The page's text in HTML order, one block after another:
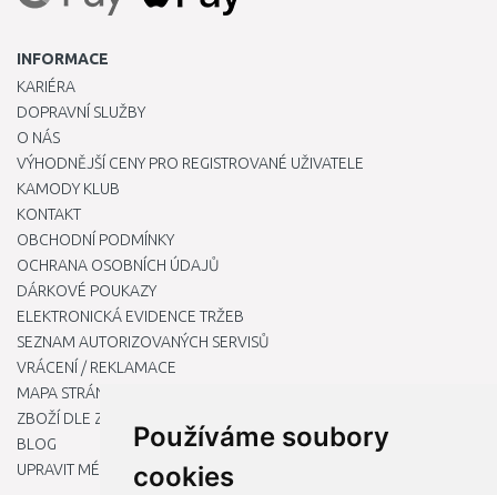
Používáme soubory
cookies
INFORMACE
KARIÉRA
DOPRAVNÍ SLUŽBY
O NÁS
VÝHODNĚJŠÍ CENY PRO REGISTROVANÉ UŽIVATELE
KAMODY KLUB
KONTAKT
OBCHODNÍ PODMÍNKY
OCHRANA OSOBNÍCH ÚDAJŮ
DÁRKOVÉ POUKAZY
ELEKTRONICKÁ EVIDENCE TRŽEB
SEZNAM AUTORIZOVANÝCH SERVISŮ
VRÁCENÍ / REKLAMACE
MAPA STRÁNKY
ZBOŽÍ DLE ZNAČEK
BLOG
UPRAVIT MÉ PŘEDVOLBY COOKIES